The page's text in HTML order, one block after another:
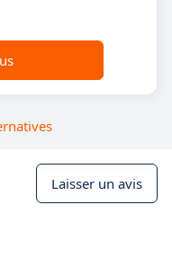
Laisser un avis